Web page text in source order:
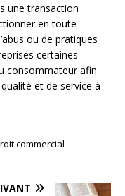
une transaction
en toute
ou de pratiques
certaines
consommateur afin
et de service à
commercial